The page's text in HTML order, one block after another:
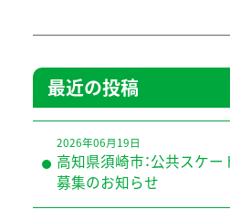
最近の投稿
2026年06月19日
高知県須崎市：公共スケー
募集のお知らせ